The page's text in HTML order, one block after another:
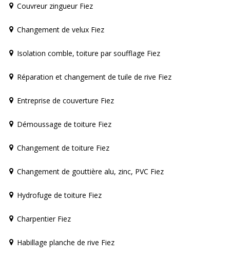
Couvreur zingueur Fiez
Changement de velux Fiez
Isolation comble, toiture par soufflage Fiez
Réparation et changement de tuile de rive Fiez
Entreprise de couverture Fiez
Démoussage de toiture Fiez
Changement de toiture Fiez
Changement de gouttière alu, zinc, PVC Fiez
Hydrofuge de toiture Fiez
Charpentier Fiez
Habillage planche de rive Fiez